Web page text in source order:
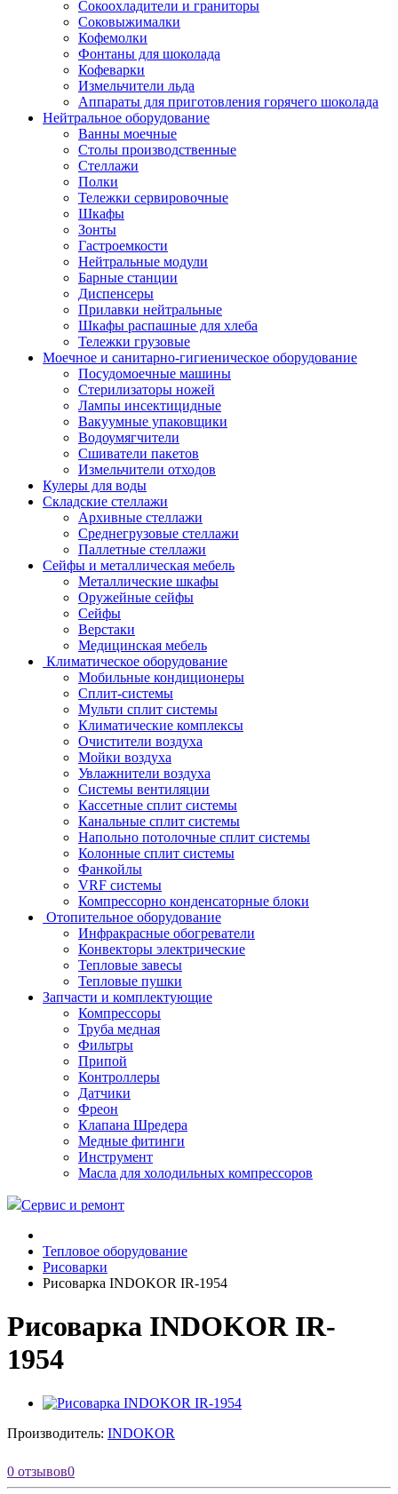
Сокоохладители и граниторы
Соковыжималки
Кофемолки
Фонтаны для шоколада
Кофеварки
Измельчители льда
Аппараты для приготовления горячего шоколада
Нейтральное оборудование
Ванны моечные
Столы производственные
Стеллажи
Полки
Тележки сервировочные
Шкафы
Зонты
Гастроемкости
Нейтральные модули
Барные станции
Диспенсеры
Прилавки нейтральные
Шкафы распашные для хлеба
Тележки грузовые
Моечное и санитарно-гигиеническое оборудование
Посудомоечные машины
Стерилизаторы ножей
Лампы инсектицидные
Вакуумные упаковщики
Водоумягчители
Сшиватели пакетов
Измельчители отходов
Кулеры для воды
Складские стеллажи
Архивные стеллажи
Среднегрузовые стеллажи
Паллетные стеллажи
Сейфы и металлическая мебель
Металлические шкафы
Оружейные сейфы
Сейфы
Верстаки
Медицинская мебель
Климатическое оборудование
Мобильные кондиционеры
Сплит-системы
Мульти сплит системы
Климатические комплексы
Очистители воздуха
Мойки воздуха
Увлажнители воздуха
Системы вентиляции
Кассетные сплит системы
Канальные сплит системы
Напольно потолочные сплит системы
Колонные сплит системы
Фанкойлы
VRF системы
Компрессорно конденсаторные блоки
Отопительное оборудование
Инфракрасные обогреватели
Конвекторы электрические
Тепловые завесы
Тепловые пушки
Запчасти и комплектующие
Компрессоры
Труба медная
Фильтры
Припой
Контроллеры
Датчики
Фреон
Клапана Шредера
Медные фитинги
Инструмент
Масла для холодильных компрессоров
Сервис и ремонт
Тепловое оборудование
Рисоварки
Рисоварка INDOKOR IR-1954
Рисоварка INDOKOR IR-
1954
Производитель: INDOKOR
0 отзывов0